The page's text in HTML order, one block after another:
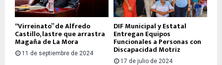
“Virreinato” de Alfredo
Castillo, lastre que arrastra
Magaña de La Mora
11 de septiembre de 2024
DIF Municipal y Estatal
Entregan Equipos
Funcionales a Personas con
Discapacidad Motriz
17 de julio de 2024